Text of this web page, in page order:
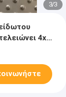
3/3
4x8